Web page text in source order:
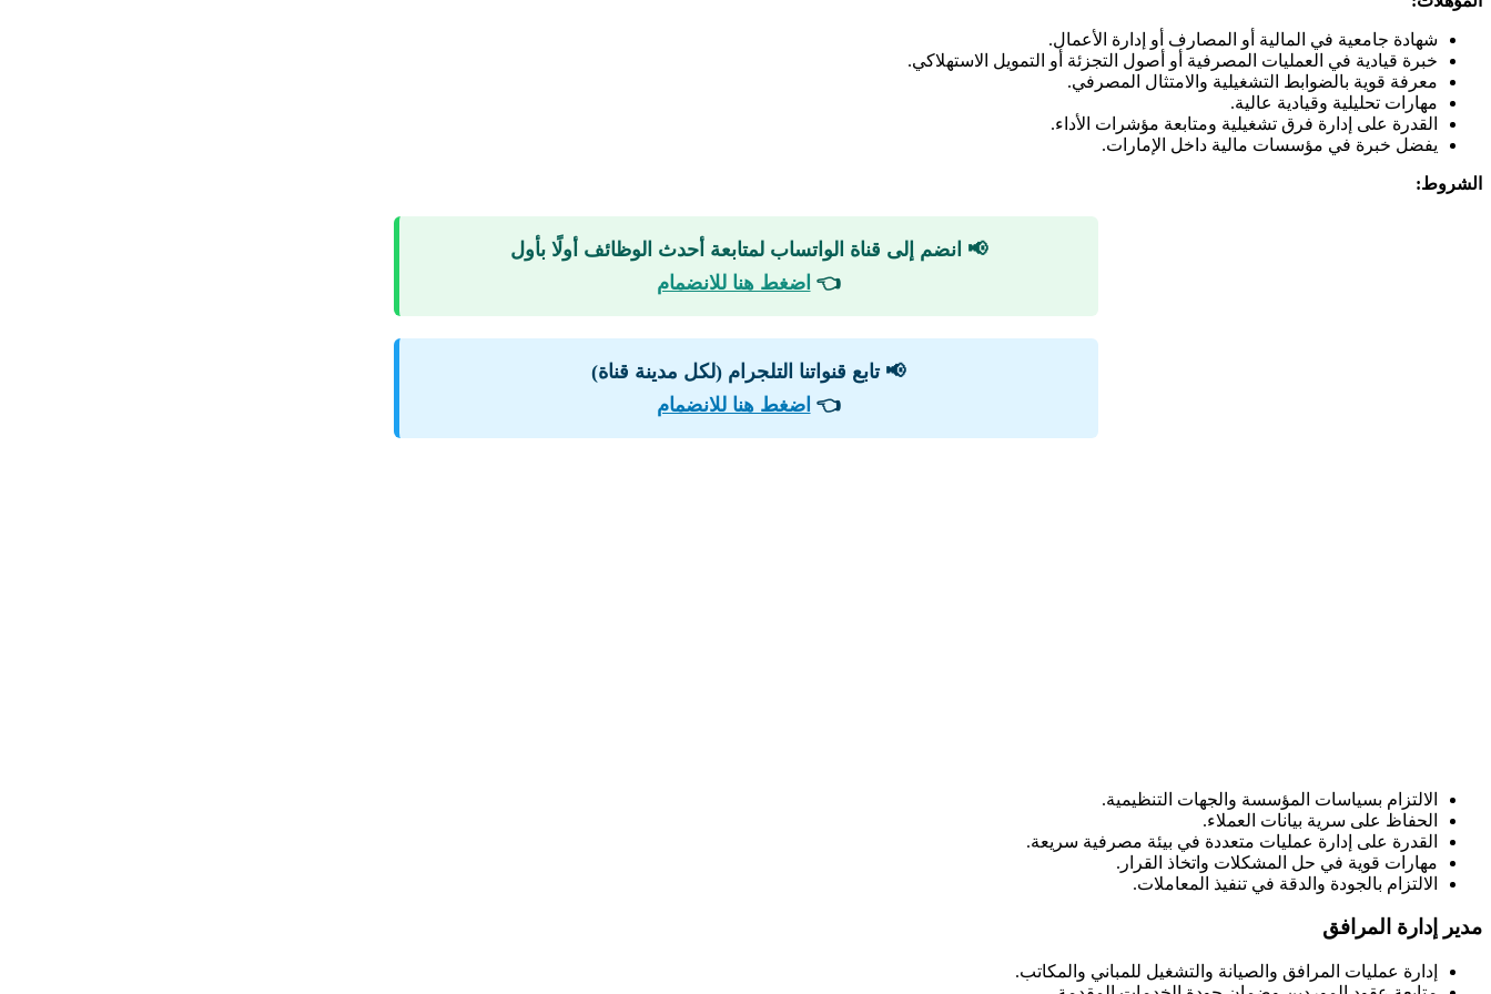
شهادة جامعية في المالية أو المصارف أو إدارة الأعمال.
خبرة قيادية في العمليات المصرفية أو أصول التجزئة أو التمويل الاستهلاكي.
معرفة قوية بالضوابط التشغيلية والامتثال المصرفي.
مهارات تحليلية وقيادية عالية.
القدرة على إدارة فرق تشغيلية ومتابعة مؤشرات الأداء.
يفضل خبرة في مؤسسات مالية داخل الإمارات.
الشروط:
📢 انضم إلى قناة الواتساب لمتابعة أحدث الوظائف أولًا بأول
👈 اضغط هنا للانضمام
📢 تابع قنواتنا التلجرام (لكل مدينة قناة)
👈 اضغط هنا للانضمام
الالتزام بسياسات المؤسسة والجهات التنظيمية.
الحفاظ على سرية بيانات العملاء.
القدرة على إدارة عمليات متعددة في بيئة مصرفية سريعة.
مهارات قوية في حل المشكلات واتخاذ القرار.
الالتزام بالجودة والدقة في تنفيذ المعاملات.
مدير إدارة المرافق
إدارة عمليات المرافق والصيانة والتشغيل للمباني والمكاتب.